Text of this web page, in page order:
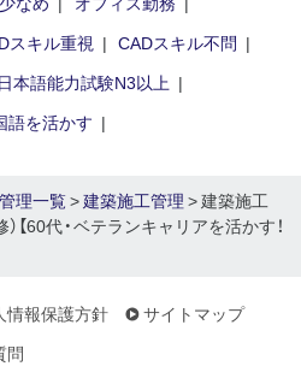
スキル重視
CADスキル不問
日本語能力試験N3以上
語を活かす
理一覧>建築施工管理 > 建築施工
【60代・ベテランキャリアを活かす！
情報保護方針
サイトマップ
問